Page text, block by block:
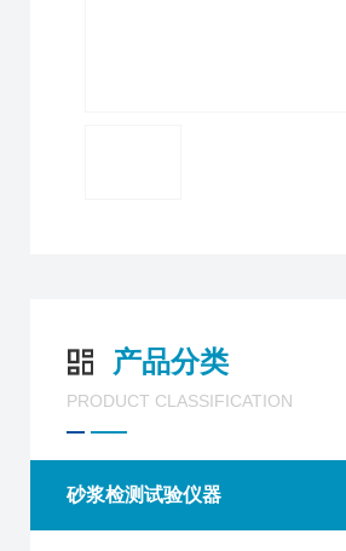
产品分类
PRODUCT CLASSIFICATION
砂浆检测试验仪器